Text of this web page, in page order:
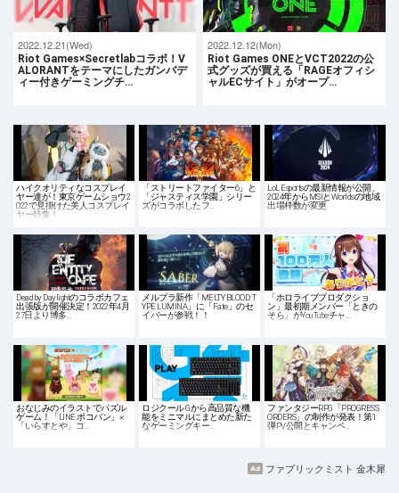
2022.12.21(Wed)
Riot Games×Secretlabコラボ！V
ALORANTをテーマにしたガンバデ
ィー付きゲーミングチ…
2022.12.12(Mon)
Riot Games ONEとVCT2022の公
式グッズが買える「RAGEオフィシ
ャルECサイト」がオープ…
ハイクオリティなコスプレイ
ヤー達が！東京ゲームショウ2
022で見掛けた美人コスプレイ
ヤー特集！
「ストリートファイター6」と
「ジャスティス学園」シリー
ズがコラボしたフ…
LoL Esportsの最新情報が公開、
2024年からMSIとWorldsの地域
出場枠数が変更
Dead by Daylightのコラボカフェ
出張版が開催決定！2022年4月
27日より博多…
メルブラ新作「MELTY BLOOD: T
YPE LUMINA」に「Fate」のセ
イバーが参戦！！
「ホロライブプロダクショ
ン」最初期メンバー「ときの
そら」がYouTubeチャ…
おなじみのイラストでパズル
ゲーム！「LINE ポコパン」×
「いらすとや」コ…
ロジクール Gから高品質な機
能をミニマルにまとめた新た
なゲーミングキー…
ファンタジーRPG「PROGRESS
ORDERS」の制作が発表！第1
弾PV公開とキャンペ…
ファブリックミスト 金木犀